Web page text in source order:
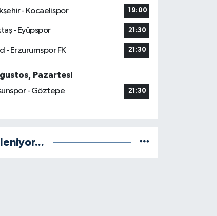
- Kocaelispor
19:00
- Eyüpspor 21:30
- Erzurumspor FK 21:30
Pazartesi
- Göztepe
21:30